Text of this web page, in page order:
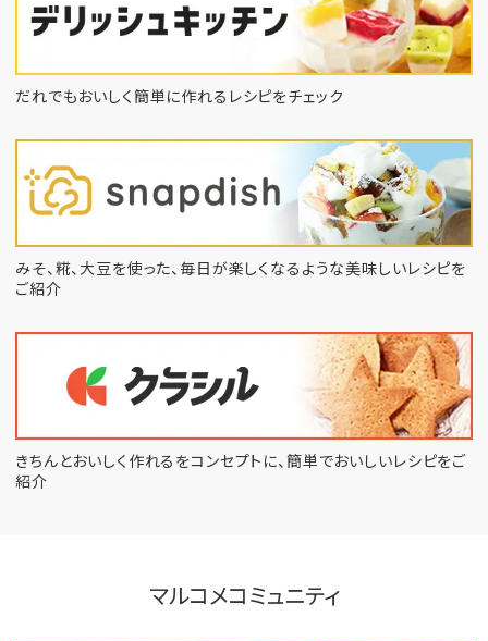
だれでもおいしく簡単に作れるレシピをチェック
みそ、糀、大豆を使った、毎日が楽しくなるような美味しいレシピを
ご紹介
きちんとおいしく作れるをコンセプトに、簡単でおいしいレシピをご
紹介
マルコメコミュニティ